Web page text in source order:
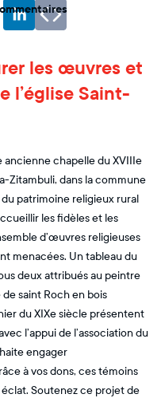
les œuvres et
l’église Saint-
ancienne chapelle du XVIIIe
Zitambuli, dans la commune
patrimoine religieux rural
les fidèles et les
d’œuvres religieuses
menacées. Un tableau du
deux attribués au peintre
saint Roch en bois
du XIXe siècle présentent
l’appui de l’association du
engager
à vos dons, ces témoins
Soutenez ce projet de